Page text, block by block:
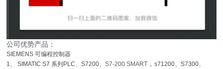
公司优势产品：
SIEMENS可编程控制器
1
SIMATIC S7 系列PLC 、S7200 、S7-200 SMART ，s71200 、S7300